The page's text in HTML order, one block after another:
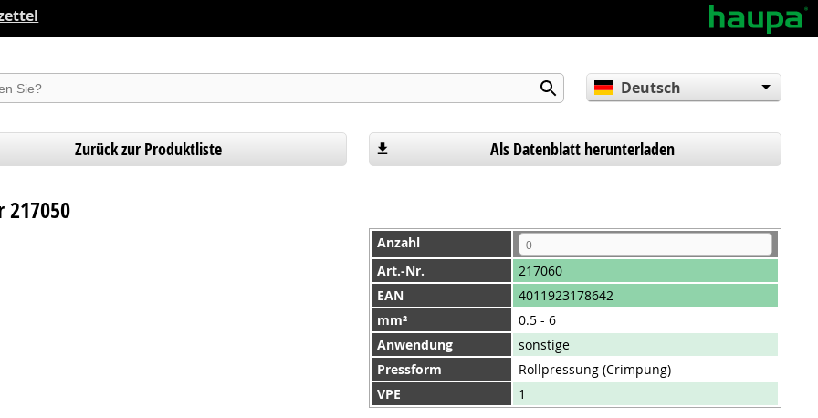
)
)
)
Deutsch
Español
Zurück zur Produktliste Als Datenblatt herunterladen
217050
Anzahl
Art.-Nr.
217060
EAN
4011923178642
mm²
0.5 - 6
Anwendung
sonstige
Pressform
Rollpressung (Crimpung)
VPE
1